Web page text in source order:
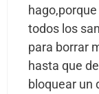
todos los
para borrar
hasta que
bloquear un